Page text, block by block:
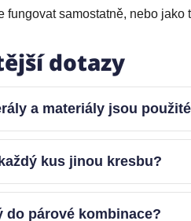
fungovat samostatně, nebo
dotazy
a materiály jsou
kus jinou kresbu?
do párové kombinace?